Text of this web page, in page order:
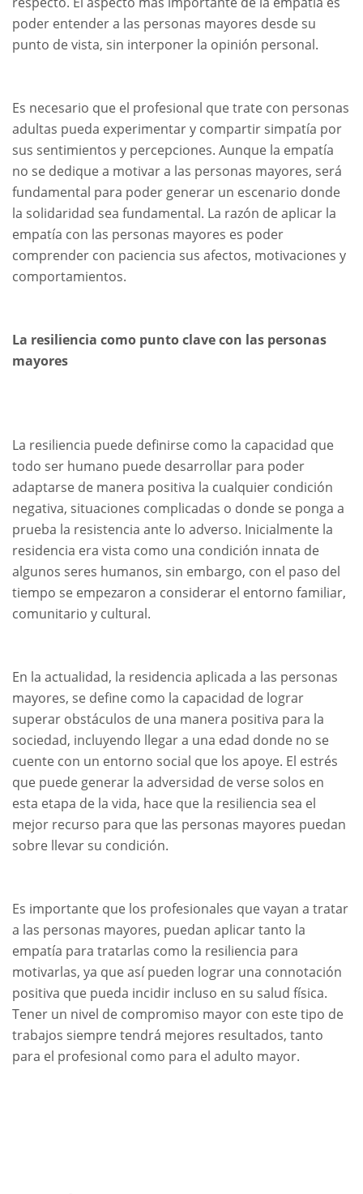
poder entender a las personas mayores desde su
punto de vista, sin interponer la opinión personal.
Es necesario que el profesional que trate con personas
adultas pueda experimentar y compartir simpatía por
sus sentimientos y percepciones. Aunque la empatía
no se dedique a motivar a las personas mayores, será
fundamental para poder generar un escenario donde
la solidaridad sea fundamental. La razón de aplicar la
empatía con las personas mayores es poder
comprender con paciencia sus afectos, motivaciones y
comportamientos.
La resiliencia como punto clave con las personas
mayores
La resiliencia puede definirse como la capacidad que
todo ser humano puede desarrollar para poder
adaptarse de manera positiva la cualquier condición
negativa, situaciones complicadas o donde se ponga a
prueba la resistencia ante lo adverso. Inicialmente la
residencia era vista como una condición innata de
algunos seres humanos, sin embargo, con el paso del
tiempo se empezaron a considerar el entorno familiar,
comunitario y cultural.
En la actualidad, la residencia aplicada a las personas
mayores, se define como la capacidad de lograr
superar obstáculos de una manera positiva para la
sociedad, incluyendo llegar a una edad donde no se
cuente con un entorno social que los apoye. El estrés
que puede generar la adversidad de verse solos en
esta etapa de la vida, hace que la resiliencia sea el
mejor recurso para que las personas mayores puedan
sobre llevar su condición.
Es importante que los profesionales que vayan a tratar
a las personas mayores, puedan aplicar tanto la
empatía para tratarlas como la resiliencia para
motivarlas, ya que así pueden lograr una connotación
positiva que pueda incidir incluso en su salud física.
Tener un nivel de compromiso mayor con este tipo de
trabajos siempre tendrá mejores resultados, tanto
para el profesional como para el adulto mayor.